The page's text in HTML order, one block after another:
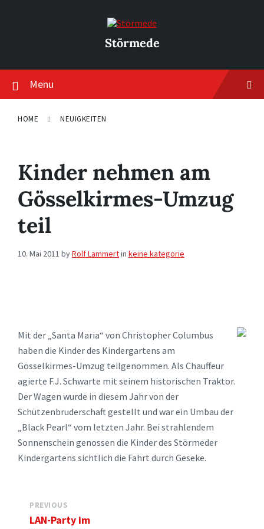
Störmede
Menu
HOME NEUIGKEITEN
Kinder nehmen am
Gösselkirmes-Umzug
teil
10. Mai 2011 byRolf Lammertin keine kategorie
Mit der „Santa Maria“ von Christopher Columbus
haben die Kinder des Kindergartens am
Gösselkirmes-Umzug teilgenommen. Als Chauffeur
agierte F.J. Schwarte mit seinem historischen Traktor.
Der Wagen wurde in diesem Jahr von der
Schützenbruderschaft gestellt und war ein Umbau der
„Black Pearl“ vom letzten Jahr. Bei strahlendem
Sonnenschein genossen die Kinder des Störmeder
Kindergartens sichtlich die Fahrt durch Geseke.
PREVIOUS
LAN-Party im